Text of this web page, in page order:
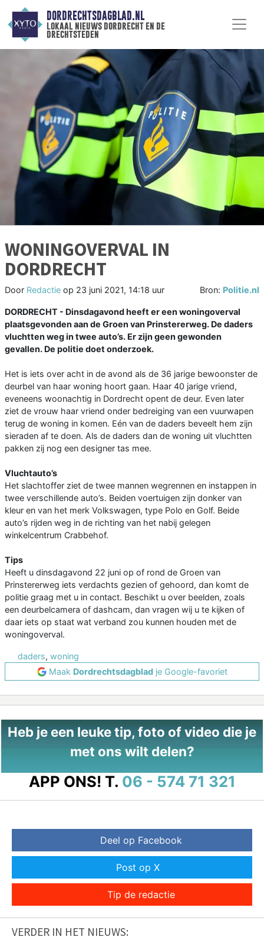
DORDRECHTSDAGBLAD.NL
lokaal nieuws dordrecht en de
drechtsteden
WONINGOVERVAL IN
DORDRECHT
Door Redactie op 23 juni 2021, 14:18 uur Bron: Politie.nl
DORDRECHT - Dinsdagavond heeft er een woningoverval
plaatsgevonden aan de Groen van Prinstererweg. De daders
vluchtten weg in twee auto’s. Er zijn geen gewonden
gevallen. De politie doet onderzoek.
Het is iets over acht in de avond als de 36 jarige bewoonster de
deurbel van haar woning hoort gaan. Haar 40 jarige vriend,
eveneens woonachtig in Dordrecht opent de deur. Even later
ziet de vrouw haar vriend onder bedreiging van een vuurwapen
terug de woning in komen. Eén van de daders beveelt hem zijn
sieraden af te doen. Als de daders dan de woning uit vluchtten
pakken zij nog een designer tas mee.
Vluchtauto’s
Het slachtoffer ziet de twee mannen wegrennen en instappen in
twee verschillende auto’s. Beiden voertuigen zijn donker van
kleur en van het merk Volkswagen, type Polo en Golf. Beide
auto’s rijden weg in de richting van het nabij gelegen
winkelcentrum Crabbehof.
Tips
Heeft u dinsdagavond 22 juni op of rond de Groen van
Prinstererweg iets verdachts gezien of gehoord, dan komt de
politie graag met u in contact. Beschikt u over beelden, zoals
een deurbelcamera of dashcam, dan vragen wij u te kijken of
daar iets op staat wat verband zou kunnen houden met de
woningoverval.
daders, woning
Maak Dordrechtsdagbladje Google-favoriet
Heb je een leuke tip, foto of video die je
met ons wilt delen?
APP ONS! T. 06 - 574 71 321
Deel op Facebook
Post op X
Tip de redactie
VERDER IN HET NIEUWS: